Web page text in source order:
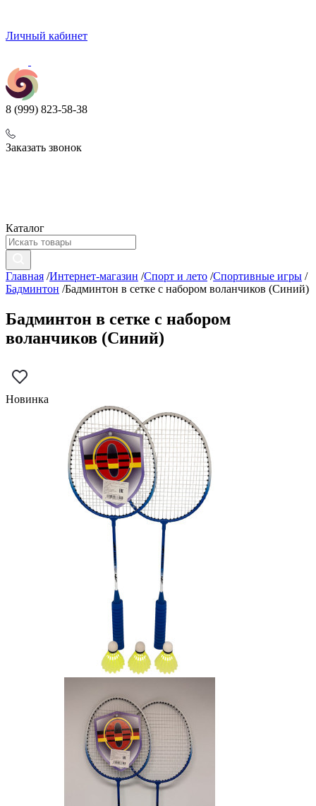
Личный кабинет
8 (999) 823-58-38
Заказать звонок
Каталог
Главная /Интернет-магазин /Спорт и лето /Спортивные игры /
Бадминтон /Бадминтон в сетке с набором воланчиков (Синий)
Бадминтон в сетке с набором
воланчиков (Синий)
Новинка